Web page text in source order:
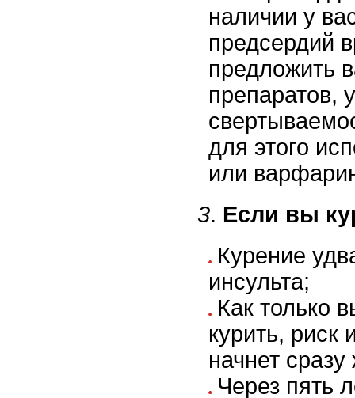
наличии у
предсердий
предложить
для этого
или
3. Если вы
Курение
инсульта;
Как только
курить, риск
начнет
Через пять